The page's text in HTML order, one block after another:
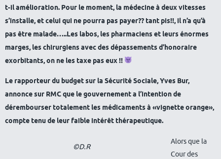
t-il amélioration. Pour le moment, la médecine à deux vitesses
s’installe, et celui qui ne pourra pas payer?? tant pis!!, il n’a qu’à
pas être malade…..Les labos, les pharmaciens et leurs énormes
marges, les chirurgiens avec des dépassements d’honoraire
exorbitants, on ne les taxe pas eux !!
Le rapporteur du budget sur la Sécurité Sociale, Yves Bur,
annonce sur RMC que le gouvernement a l’intention de
dérembourser totalement les médicaments à «vignette orange»,
compte tenu de leur faible intérêt thérapeutique.
©D.R
Alors que la
Cour des